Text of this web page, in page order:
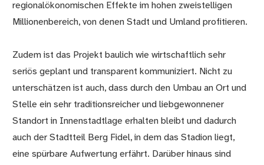
regionalökonomischen Effekte im hohen zweistelligen
Millionenbereich, von denen Stadt und Umland profitieren.
Zudem ist das Projekt baulich wie wirtschaftlich sehr
seriös geplant und transparent kommuniziert. Nicht zu
unterschätzen ist auch, dass durch den Umbau an Ort und
Stelle ein sehr traditionsreicher und liebgewonnener
Standort in Innenstadtlage erhalten bleibt und dadurch
auch der Stadtteil Berg Fidel, in dem das Stadion liegt,
eine spürbare Aufwertung erfährt. Darüber hinaus sind